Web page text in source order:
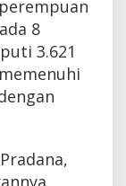
8
3.621